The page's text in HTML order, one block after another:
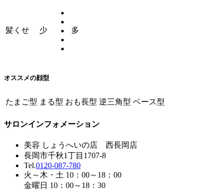
髪くせ 少 多
オススメの顔型
たまご型 まる型 おも長型 逆三角型 ベース型
サロンインフォメーション
美容 しょうへいの店 西長岡店
長岡市千秋1丁目1707-8
Tel.0120-087-780
火～木・土 10：00～18：00
金曜日 10：00～18：30